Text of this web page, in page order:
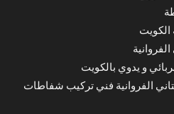
و يدوي بالكويت
الفروانية فني تركيب شفاطات